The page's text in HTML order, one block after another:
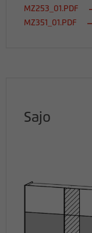
MZ253_01.PDF
MZ351_01.PDF
Sajo